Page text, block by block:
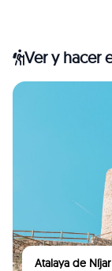
Ver y hacer
Atalaya de Níjar